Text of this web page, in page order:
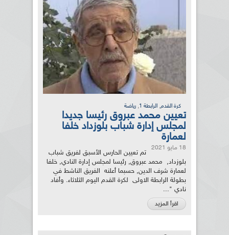
كرة القدم, الرابطة 1 , رياضة
تعيين محمد عبروق رئيسا جديدا
لمجلس إدارة شباب بلوزداد خلفا
لعمارة
18 مايو 2021
تم تعيين الحارس الأسبق لفريق شباب
بلوزداد, محمد عبروق, رئيسا لمجلس إدارة النادي, خلفا
لعمارة شرف الدين, حسبما أعلنه الفريق الناشط في
بطولة الرابطة الاولى لكرة القدم اليوم الثلاثاء. وأفاد
نادي "...
اقرأ المزيد